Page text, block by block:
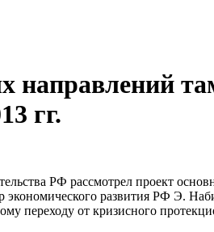
направлений
гг.
РФ рассмотрел проект
экономического развития РФ Э.
переходу от кризисного